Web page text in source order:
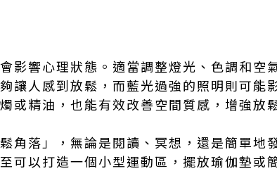
影響心理狀態。適當調整燈光、色調和空
讓人感到放鬆，而藍光過強的照明則可能
或精油，也能有效改善空間質感，增強放
角落」，無論是閱讀、冥想，還是簡單地
可以打造一個小型運動區，擺放瑜伽墊或